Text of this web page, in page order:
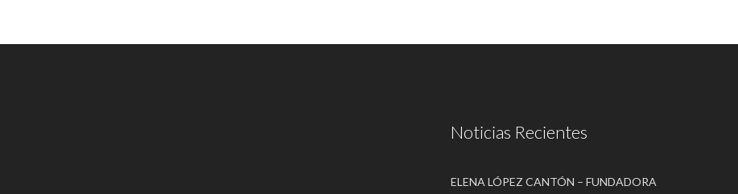
Noticias Recientes
ELENA LÓPEZ CANTÓN – FUNDADORA